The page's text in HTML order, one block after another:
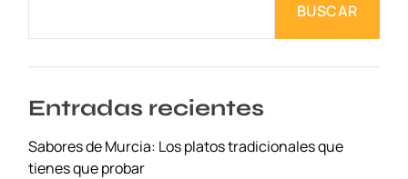
BUSCAR
Entradas recientes
Sabores de Murcia: Los platos tradicionales que
tienes que probar